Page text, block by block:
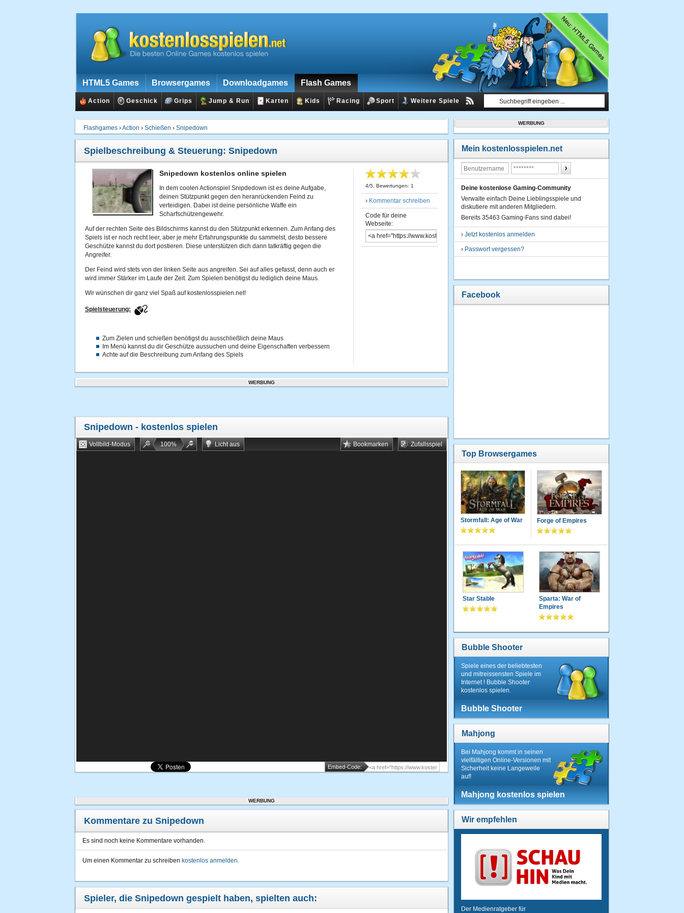
HTML5 Games Browsergames Downloadgames Flash Games
Action Geschick Grips Jump & Run Karten Kids Racing Sport Weitere Spiele
Flashgames ›Action › Schießen › Snipedown
Spielbeschreibung & Steuerung: Snipedown
Snipedown kostenlos online spielen
In dem coolen Actionspiel Snipdedown ist es deine Aufgabe,
deinen Stützpunkt gegen den heranrückenden Feind zu
verteidigen. Dabei ist deine persönliche Waffe ein
Scharfschützengewehr.
Auf der rechten Seite des Bildschirms kannst du den Stützpunkt erkennen. Zum Anfang des
Spiels ist er noch recht leer, aber je mehr Erfahrungspunkte du sammelst, desto bessere
Geschütze kannst du dort postieren. Diese unterstützen dich dann tatkräftig gegen die
Angreifer.
Der Feind wird stets von der linken Seite aus angreifen. Sei auf alles gefasst, denn auch er
wird immer Stärker im Laufe der Zeit. Zum Spielen benötigst du lediglich deine Maus.
Wir wünschen dir ganz viel Spaß auf kostenlosspielen.net!
Spielsteuerung:
Zum Zielen und schießen benötigst du ausschließlich deine Maus
Im Menü kannst du dir Geschütze aussuchen und deine Eigenschaften verbessern
Achte auf die Beschreibung zum Anfang des Spiels
4/5 , Bewertungen: 1
› Kommentar schreiben
Code für deine
Webseite:
WERBUNG
Snipedown - kostenlos spielen
Vollbild-Modus 100% Licht aus Zufallsspiel
Bookmarken
Embed-Code:
WERBUNG
Kommentare zu Snipedown
Es sind noch keine Kommentare vorhanden.
Um einen Kommentar zu schreiben kostenlos anmelden.
Spieler, die Snipedown gespielt haben, spielten auch:
WERBUNG
Mein kostenlosspielen.net
Deine kostenlose Gaming-Community
Verwalte einfach Deine Lieblingsspiele und
diskutiere mit anderen Mitgliedern.
Bereits 35463 Gaming-Fans sind dabei!
› Jetzt kostenlos anmelden
› Passwort vergessen?
Facebook
Top Browsergames
Stormfall: Age of War Forge of Empires
Star Stable
Sparta: War of
Empires
Bubble Shooter
Spiele eines der beliebtesten
und mitreissensten Spiele im
Internet ! Bubble Shooter
kostenlos spielen.
Bubble Shooter
Mahjong
Bei Mahjong kommt in seinen
vielfältigen Online-Versionen mit
Sicherheit keine Langeweile
auf!
Mahjong kostenlos spielen
Wir empfehlen
Der Medienratgeber für